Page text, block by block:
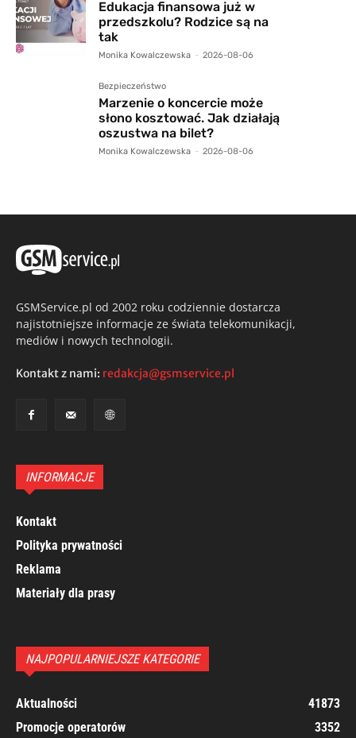
Edukacja finansowa już w
przedszkolu? Rodzice są na
tak
Monika Kowalczewska - 2026-08-06
Bezpieczeństwo
Marzenie o koncercie może
słono kosztować. Jak działają
oszustwa na bilet?
Monika Kowalczewska - 2026-08-06
GSMService.pl od 2002 roku codziennie dostarcza
najistotniejsze informacje ze świata telekomunikacji,
mediów i nowych technologii.
Kontakt z nami: redakcja@gsmservice.pl
INFORMACJE
Kontakt
Polityka prywatności
Reklama
Materiały dla prasy
NAJPOPULARNIEJSZE KATEGORIE
Aktualności
41873
Promocje operatorów
3352